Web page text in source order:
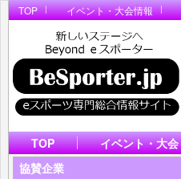
TOP イベント・大会情報
TOP イベント・大会
協賛企業